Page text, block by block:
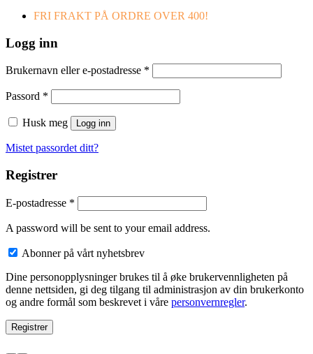
FRI FRAKT PÅ ORDRE OVER 400!
Logg inn
Brukernavn eller e-postadresse *
Passord *
Husk meg Logg inn
Mistet passordet ditt?
Registrer
E-postadresse *
A password will be sent to your email address.
Abonner på vårt nyhetsbrev
Dine personopplysninger brukes til å øke brukervennligheten på
denne nettsiden, gi deg tilgang til administrasjon av din brukerkonto
og andre formål som beskrevet i våre personvernregler.
Registrer